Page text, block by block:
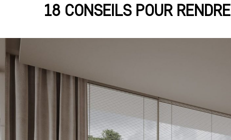
18 CONSEILS POUR